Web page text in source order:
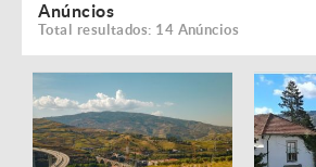
Anúncios
Total resultados: 14 Anúncios